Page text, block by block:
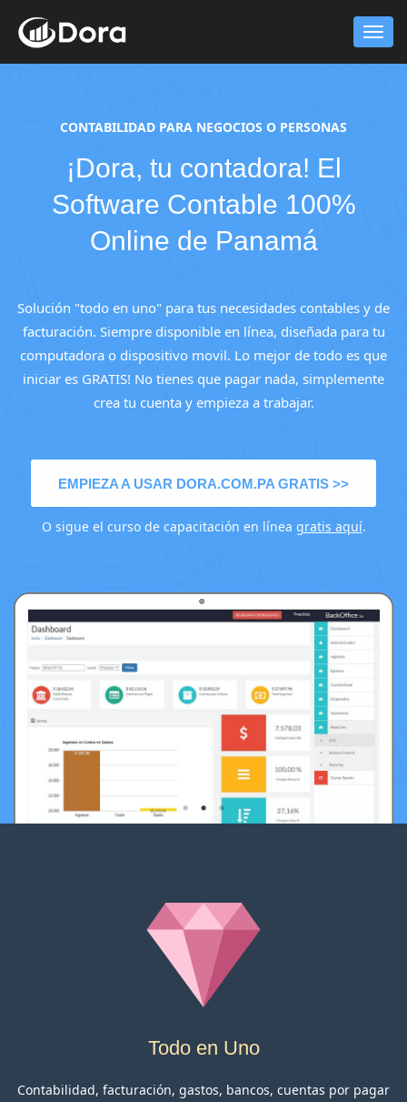
CONTABILIDAD PARA NEGOCIOS O PERSONAS
¡Dora, tu contadora! El
Software Contable 100%
Online de Panamá
Solución "todo en uno" para tus necesidades contables y de
facturación. Siempre disponible en línea, diseñada para tu
computadora o dispositivo movil. Lo mejor de todo es que
iniciar es GRATIS! No tienes que pagar nada, simplemente
crea tu cuenta y empieza a trabajar.
EMPIEZA A USAR DORA.COM.PA GRATIS >>
O sigue el curso de capacitación en línea gratis aquí.
Todo en Uno
Contabilidad, facturación, gastos, bancos, cuentas por pagar